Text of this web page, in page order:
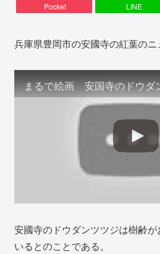
Pocket LINE
兵庫県豊岡市の安國寺の紅葉のニ
安國寺のドウダンツツジは樹齢
いるとのことである。